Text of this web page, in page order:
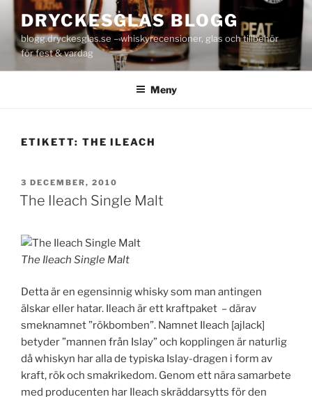
innehåll
DRYCKESGLAS BLOGG
blogg.dryckesglas.se – whiskyrecensioner, glas och tillbehör
för fest & vardag
Meny
ETIKETT: THE ILEACH
PUBLICERAT
3 DECEMBER, 2010
The Ileach Single Malt
The Ileach Single Malt
Detta är en egensinnig whisky som man antingen
älskar eller hatar. Ileach är ett kraftpaket – därav
smeknamnet ”rökbomben”. Namnet Ileach [ajlack]
betyder ”mannen från Islay” och kopplingen är naturlig
då whiskyn har alla de typiska Islay-dragen i form av
kraft, rök och smakrikedom. Genom ett nära samarbete
med producenten har Ileach skräddarsytts för den